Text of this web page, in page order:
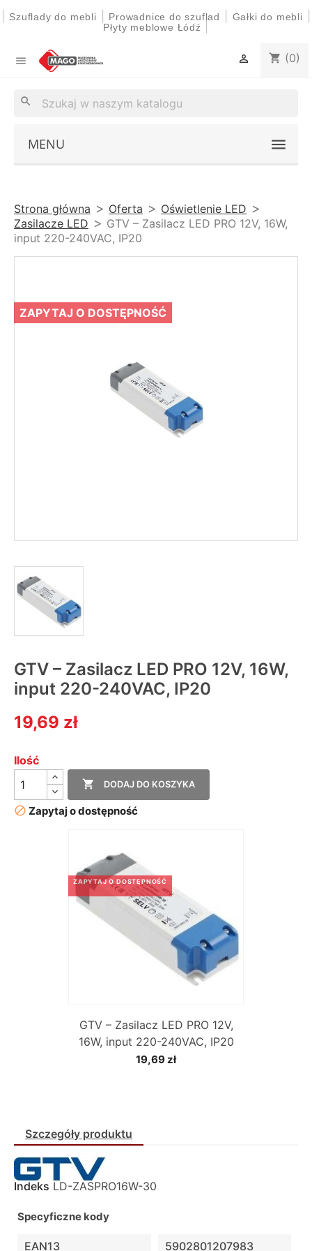
Szuflady do mebli Prowadnice do szuflad Gałki do mebli
Płyty meblowe Łódź
 shopping_cart (0)

search
MENU
Strona główna Oferta
Oświetlenie LED
Zasilacze LED
GTV – Zasilacz LED PRO 12V, 16W,
input 220-240VAC, IP20
ZAPYTAJ O DOSTĘPNOŚĆ
GTV – Zasilacz LED PRO 12V, 16W,
input 220-240VAC, IP20
19,69 zł
Ilość
 DODAJ DO KOSZYKA
 Zapytaj o dostępność
GTV – Zasilacz LED PRO 12V,
16W, input 220-240VAC, IP20
19,69 zł
ZAPYTAJ O DOSTĘPNOŚĆ
Szczegóły produktu
Indeks LD-ZASPRO16W-30
Specyficzne kody
EAN13 5902801207983